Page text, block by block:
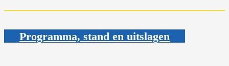
Programma, stand en uitslagen